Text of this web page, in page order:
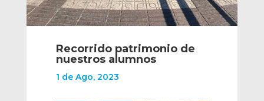
Recorrido patrimonio de
nuestros alumnos
1 de Ago, 2023